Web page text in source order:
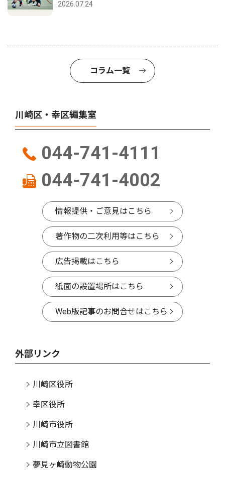
2026.07.24
コラム一覧
川崎区・幸区編集室
044-741-4111
044-741-4002
情報提供・ご意見はこちら
著作物の二次利用等はこちら
広告掲載はこちら
紙面の設置場所はこちら
Web版記事のお問合せはこちら
外部リンク
川崎区役所
幸区役所
川崎市役所
川崎市立図書館
夢見ヶ崎動物公園